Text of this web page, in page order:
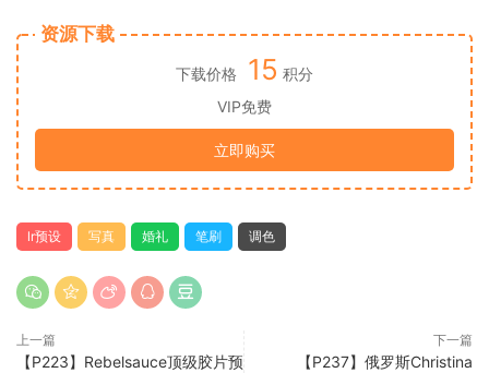
资源下载
下载价格 15 积分
VIP免费
立即购买
lr预设 写真 婚礼 笔刷 调色
上一篇
【P223】Rebelsauce顶级胶片预
下一篇
【P237】俄罗斯Christina